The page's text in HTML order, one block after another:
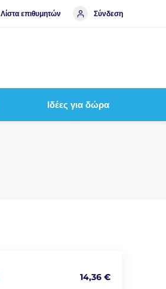
Λίστα επιθυμητών Σύνδεση
Ιδέες για δώρα
14,36 €